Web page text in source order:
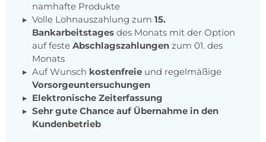
namhafte Produkte
Volle Lohnauszahlung zum 15.
Bankarbeitstages des Monats mit der Option
auf feste Abschlagszahlungen zum 01. des
Monats
Auf Wunsch kostenfreie und regelmäßige
Vorsorgeuntersuchungen
Elektronische Zeiterfassung
Sehr gute Chance auf Übernahme in den
Kundenbetrieb